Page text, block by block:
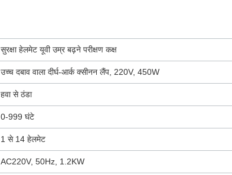
सुरक्षा हेलमेट यूवी उम्र बढ़ने परीक्षण कक्ष
उच्च दबाव वाला दीर्घ-आर्क क्सीनन लैंप, 220V, 450W
हवा से ठंडा
0-999 घंटे
1 से 14 हेलमेट
AC220V, 50Hz, 1.2KW